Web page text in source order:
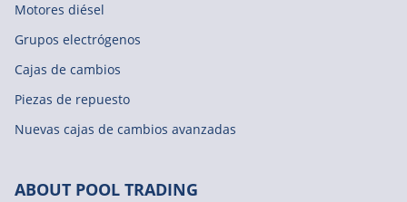
Motores diésel
Grupos electrógenos
Cajas de cambios
Piezas de repuesto
Nuevas cajas de cambios avanzadas
ABOUT POOL TRADING